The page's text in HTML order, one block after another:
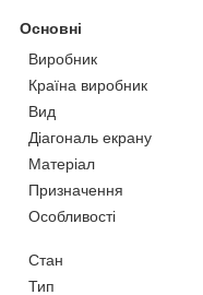
Основні
Виробник
Країна виробник
Вид
Діагональ екрану
Матеріал
Призначення
Особливості
Стан
Тип